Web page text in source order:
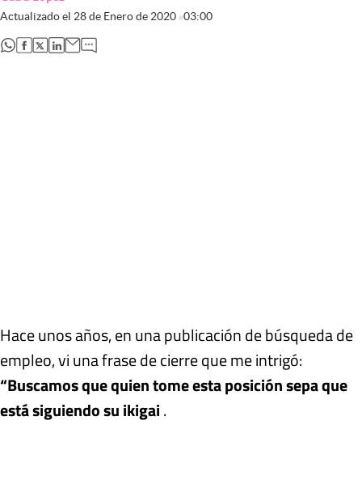
Actualizado el 28 de Enero de 2020 03:00
abre en nueva pestaña
abre en nueva pestaña
abre en nueva pestaña
abre en nueva pestaña
Hace unos años, en una publicación de búsqueda de
empleo, vi una frase de cierre que me intrigó:
“Buscamos que quien tome esta posición sepa que
está siguiendo su ikigai.